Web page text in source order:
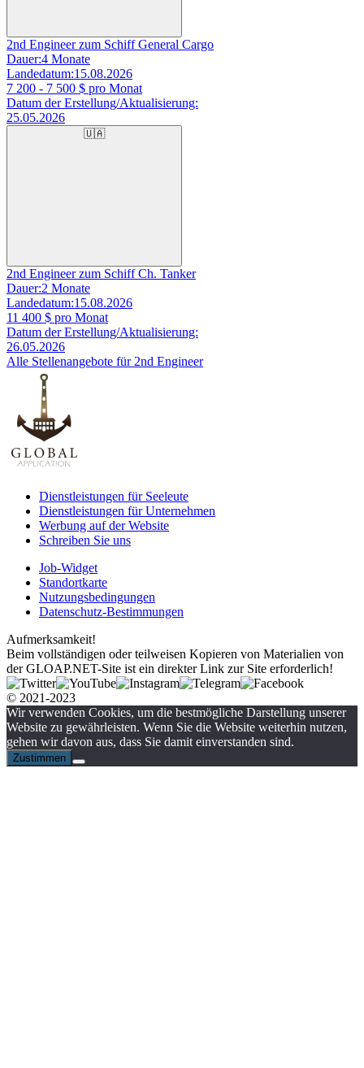
2nd Engineer zum Schiff General Cargo
Dauer:4 Monate
Landedatum:15.08.2026
7 200 - 7 500 $ pro Monat
Datum der Erstellung/Aktualisierung:
25.05.2026
🇺🇦
2nd Engineer zum Schiff Ch. Tanker
Dauer:2 Monate
Landedatum:15.08.2026
11 400 $ pro Monat
Datum der Erstellung/Aktualisierung:
26.05.2026
Alle Stellenangebote für 2nd Engineer
Dienstleistungen für Seeleute
Dienstleistungen für Unternehmen
Werbung auf der Website
Schreiben Sie uns
Job-Widget
Standortkarte
Nutzungsbedingungen
Datenschutz-Bestimmungen
Aufmerksamkeit!
Beim vollständigen oder teilweisen Kopieren von Materialien von
der GLOAP.NET-Site ist ein direkter Link zur Site erforderlich!
© 2021-2023
Wir verwenden Cookies, um die bestmögliche Darstellung unserer
Website zu gewährleisten. Wenn Sie die Website weiterhin nutzen,
gehen wir davon aus, dass Sie damit einverstanden sind.
Zustimmen